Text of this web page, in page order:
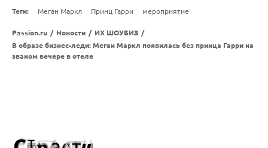
Теги: Меган Маркл Принц Гарри мероприятие
Passion.ru / Новости / ИХ ШОУБИЗ /
В образе бизнес-леди: Меган Маркл появилась без принца Гарри на
званом вечере в отеле